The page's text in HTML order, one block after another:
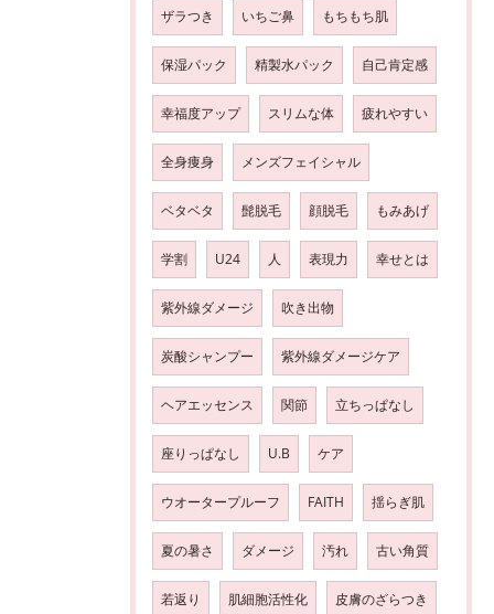
ザラつき いちご鼻 もちもち肌
保湿パック 精製水パック 自己肯定感
幸福度アップ スリムな体 疲れやすい
全身痩身 メンズフェイシャル
ベタベタ 髭脱毛 顔脱毛 もみあげ
学割 U24 人 表現力 幸せとは
紫外線ダメージ 吹き出物
炭酸シャンプー 紫外線ダメージケア
ヘアエッセンス 関節 立ちっぱなし
座りっぱなし U.B ケア
ウオータープルーフ FAITH 揺らぎ肌
夏の暑さ ダメージ 汚れ 古い角質
若返り 肌細胞活性化 皮膚のざらつき